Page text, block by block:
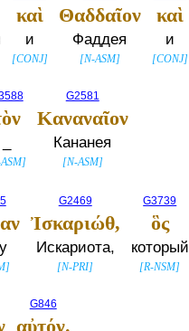
καὶ
и
[CONJ]
Θαδδαῖον
Фаддея
[N-ASM]
καὶ
и
[CONJ]
]
G2581
Καναναῖον
Кананея
[N-ASM]
]
G2469
Ἰσκαριώθ,
Искариота,
[N-PRI]
G3739
ὃς
который
[R-NSM]
G846
αὐτόν.